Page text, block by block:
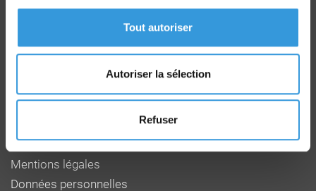
Tout autoriser
Autoriser la sélection
Refuser
Route de la Chapelle Réanville
Tél : 02 32 53 64 34
Qui sommes-nous
Mentions légales
Données personnelles